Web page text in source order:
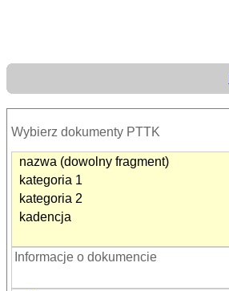
Wybierz dokumenty PTTK
nazwa (dowolny fragment)
kategoria 1
kategoria 2
kadencja
Informacje o dokumencie